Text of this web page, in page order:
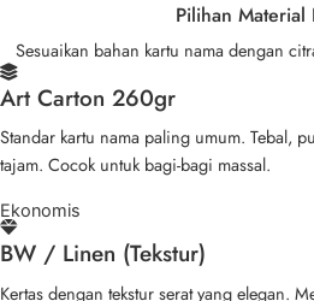
Pilihan Material
Sesuaikan bahan kartu nama dengan
Art Carton 260gr
Standar kartu nama paling umum. Tebal,
tajam. Cocok untuk bagi-bagi massal.
Ekonomis
BW / Linen (Tekstur)
Kertas dengan tekstur serat yang elegan.